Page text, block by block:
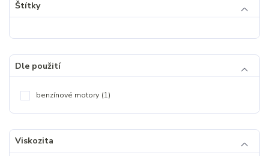
Štítky
Dle použití
benzínové motory (1)
Viskozita